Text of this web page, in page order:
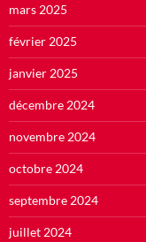
mars 2025
février 2025
janvier 2025
décembre 2024
novembre 2024
octobre 2024
septembre 2024
juillet 2024